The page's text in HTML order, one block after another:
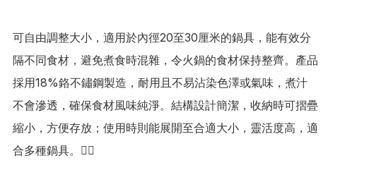
可自由調整大小，適用於內徑20至30厘米的鍋具，能有效分
隔不同食材，避免煮食時混雜，令火鍋的食材保持整齊。產品
採用18%鉻不鏽鋼製造，耐用且不易沾染色澤或氣味，煮汁
不會滲透，確保食材風味純淨。結構設計簡潔，收納時可摺疊
縮小，方便存放；使用時則能展開至合適大小，靈活度高，適
合多種鍋具。👍🏻